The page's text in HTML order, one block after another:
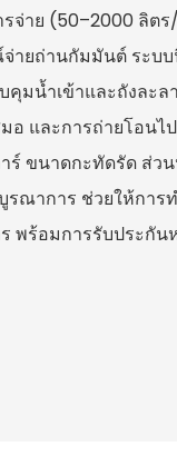
รจ่าย (50–2000 ลิ
ายถ่านกัมมันต์ ระบ
คุมน้ำเข้าและถังละ
อ และการถ่ายโอนไ
ร์ ขนาดกะทัดรัด ส่ว
ณาการ ช่วยให้การท
พร้อมการรับประกัน